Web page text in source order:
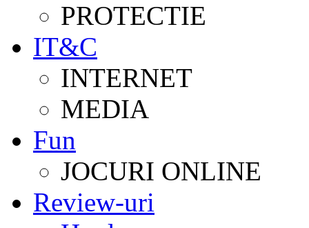
PROTECTIE
IT&C
INTERNET
MEDIA
Fun
JOCURI ONLINE
Review-uri